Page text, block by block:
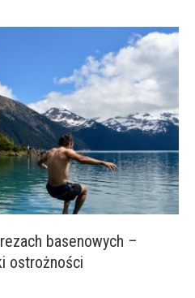
basenowych –
ostrożności